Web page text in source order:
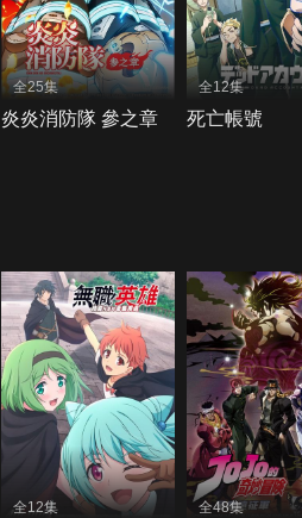
全25集
炎炎消防隊 參之章
全12集
死亡帳號
全12集 全48集